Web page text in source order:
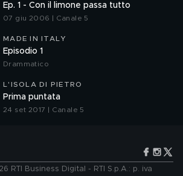
Ep. 1 - Con il limone passa tutto
07 giu 2006 | Canale 5
MADE IN ITALY
Episodio 1
Drammatico
L'ISOLA DI PIETRO
Prima puntata
24 set 2017 | Canale 5
RTI Business Digital - RTI S.p.A.: p. iva